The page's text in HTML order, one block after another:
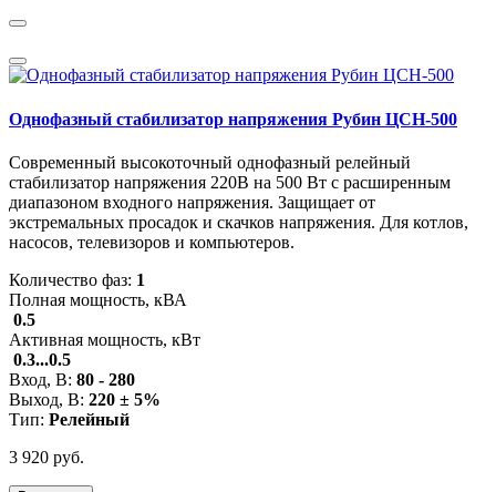
Однофазный стабилизатор напряжения Рубин ЦСН-500
Современный высокоточный однофазный релейный
стабилизатор напряжения 220В на 500 Вт с расширенным
диапазоном входного напряжения. Защищает от
экстремальных просадок и скачков напряжения. Для котлов,
насосов, телевизоров и компьютеров.
Количество фаз: 1
Полная мощность, кВА
0.5
Активная мощность, кВт
0.3...0.5
Вход, В: 80 - 280
Выход, В: 220 ± 5%
Тип: Релейный
3 920 руб.